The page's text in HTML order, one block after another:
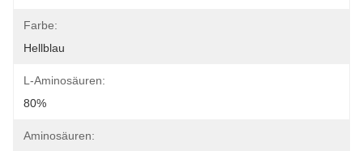
Farbe:
Hellblau
L-Aminosäuren:
80%
Aminosäuren: